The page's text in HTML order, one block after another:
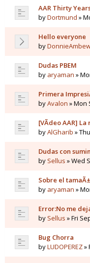
AAR Thirty
byDortmund »
Hello everyone
by
Dudas PBEM
by aryaman »
Primera
byAvalon » Mon
[VÃ­deo AAR]
byAlGharib »
Dudas con
by Sellus » Wed
Sobre el
by aryaman »
Error:No me
by Sellus » Fri
Bug Chorra
byLUDOPEREZ»